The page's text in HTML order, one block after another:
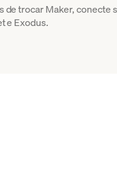
de trocar Maker, conecte
e Exodus.